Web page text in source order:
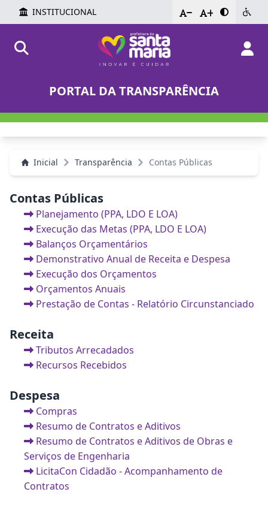
INSTITUCIONAL - +
PORTAL DA TRANSPARÊNCIA
Inicial Transparência Contas Públicas
Contas Públicas
Planejamento (PPA, LDO E LOA)
Execução das Metas (PPA, LDO E LOA)
Balanços Orçamentários
Demonstrativo Anual de Receita e Despesa
Execução dos Orçamentos
Orçamentos Anuais
Prestação de Contas - Relatório Circunstanciado
Receita
Tributos Arrecadados
Recursos Recebidos
Despesa
Compras
Resumo de Contratos e Aditivos
Resumo de Contratos e Aditivos de Obras e
Serviços de Engenharia
LicitaCon Cidadão - Acompanhamento de
Contratos